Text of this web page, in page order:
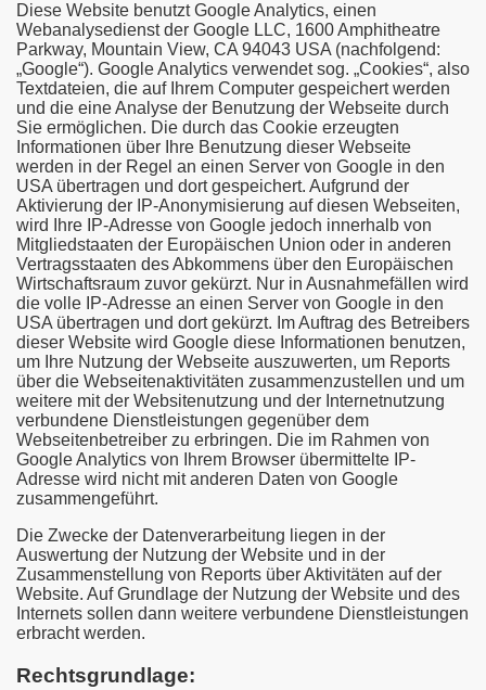
Diese Website benutzt Google Analytics, einen
Webanalysedienst der Google LLC, 1600 Amphitheatre
Parkway, Mountain View, CA 94043 USA (nachfolgend:
„Google“). Google Analytics verwendet sog. „Cookies“, also
Textdateien, die auf Ihrem Computer gespeichert werden
und die eine Analyse der Benutzung der Webseite durch
Sie ermöglichen. Die durch das Cookie erzeugten
Informationen über Ihre Benutzung dieser Webseite
werden in der Regel an einen Server von Google in den
USA übertragen und dort gespeichert. Aufgrund der
Aktivierung der IP-Anonymisierung auf diesen Webseiten,
wird Ihre IP-Adresse von Google jedoch innerhalb von
Mitgliedstaaten der Europäischen Union oder in anderen
Vertragsstaaten des Abkommens über den Europäischen
Wirtschaftsraum zuvor gekürzt. Nur in Ausnahmefällen wird
die volle IP-Adresse an einen Server von Google in den
USA übertragen und dort gekürzt. Im Auftrag des Betreibers
dieser Website wird Google diese Informationen benutzen,
um Ihre Nutzung der Webseite auszuwerten, um Reports
über die Webseitenaktivitäten zusammenzustellen und um
weitere mit der Websitenutzung und der Internetnutzung
verbundene Dienstleistungen gegenüber dem
Webseitenbetreiber zu erbringen. Die im Rahmen von
Google Analytics von Ihrem Browser übermittelte IP-
Adresse wird nicht mit anderen Daten von Google
zusammengeführt.
Die Zwecke der Datenverarbeitung liegen in der
Auswertung der Nutzung der Website und in der
Zusammenstellung von Reports über Aktivitäten auf der
Website. Auf Grundlage der Nutzung der Website und des
Internets sollen dann weitere verbundene Dienstleistungen
erbracht werden.
Rechtsgrundlage: